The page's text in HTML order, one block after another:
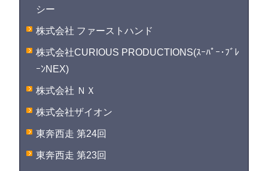
シー
株式会社 ファーストハンド
株式会社CURIOUS PRODUCTIONS(ｽｰﾊﾟｰ･ﾌﾞﾚ
ｰﾝNEX)
株式会社 ＮＸ
株式会社ザイオン
東奔西走 第24回
東奔西走 第23回